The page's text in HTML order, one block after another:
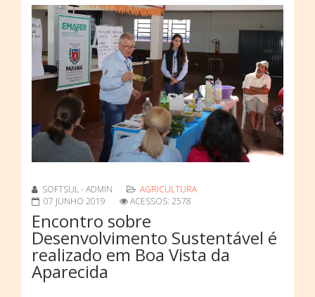
SOFTSUL - ADMIN
AGRICULTURA
07 JUNHO 2019
ACESSOS: 2578
Encontro sobre
Desenvolvimento Sustentável é
realizado em Boa Vista da
Aparecida